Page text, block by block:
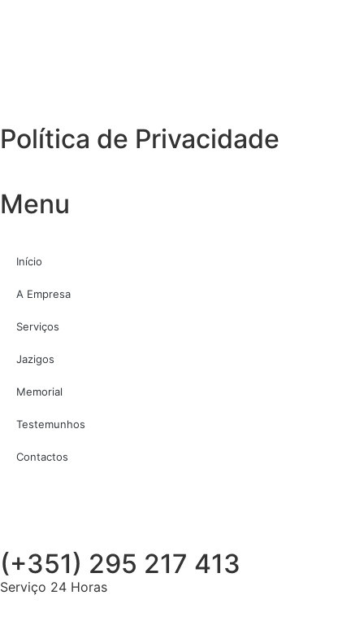
Política de Privacidade
Menu
Início
A Empresa
Serviços
Jazigos
Memorial
Testemunhos
Contactos
(+351) 295 217 413
Serviço 24 Horas